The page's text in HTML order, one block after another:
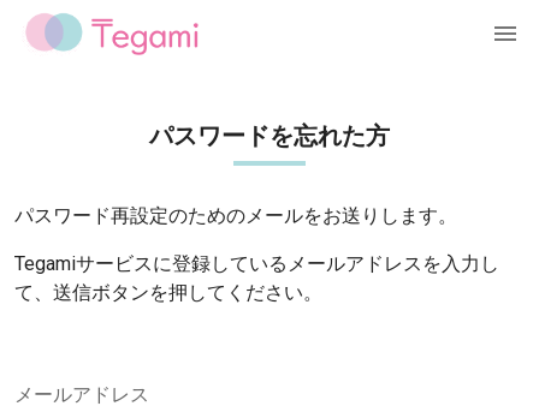
パスワードを忘れた方
パスワード再設定のためのメールをお送りします。
Tegamiサービスに登録しているメールアドレスを入力し
て、送信ボタンを押してください。
メールアドレス